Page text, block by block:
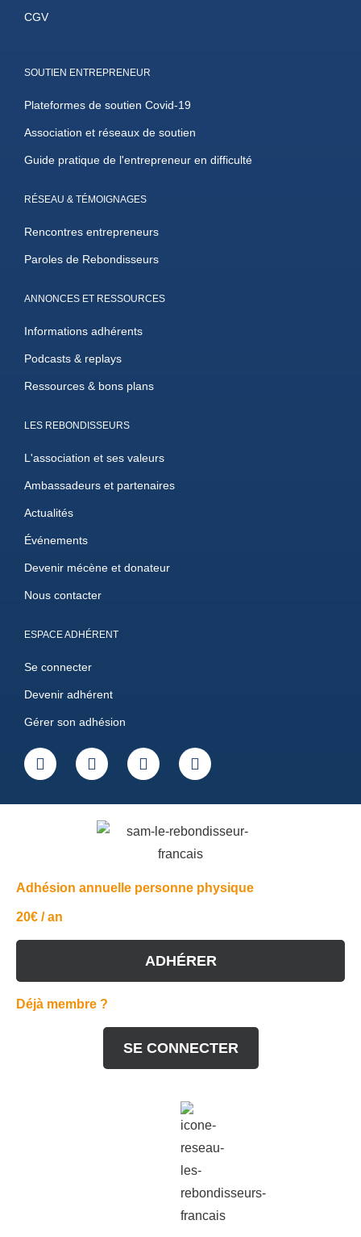
CGV
SOUTIEN ENTREPRENEUR
Plateformes de soutien Covid-19
Association et réseaux de soutien
Guide pratique de l'entrepreneur en difficulté
RÉSEAU & TÉMOIGNAGES
Rencontres entrepreneurs
Paroles de Rebondisseurs
ANNONCES ET RESSOURCES
Informations adhérents
Podcasts & replays
Ressources & bons plans
LES REBONDISSEURS
L'association et ses valeurs
Ambassadeurs et partenaires
Actualités
Événements
Devenir mécène et donateur
Nous contacter
ESPACE ADHÉRENT
Se connecter
Devenir adhérent
Gérer son adhésion
Adhésion annuelle personne physique
20€ / an
ADHÉRER
Déjà membre ?
SE CONNECTER